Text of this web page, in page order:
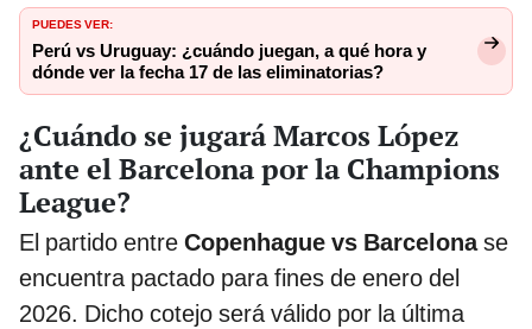
PUEDES VER:
Perú vs Uruguay: ¿cuándo juegan, a qué hora y
dónde ver la fecha 17 de las eliminatorias?
¿Cuándo se jugará Marcos López
ante el Barcelona por la Champions
League?
El partido entre Copenhague vs Barcelonase
encuentra pactado para fines de enero del
2026. Dicho cotejo será válido por la última